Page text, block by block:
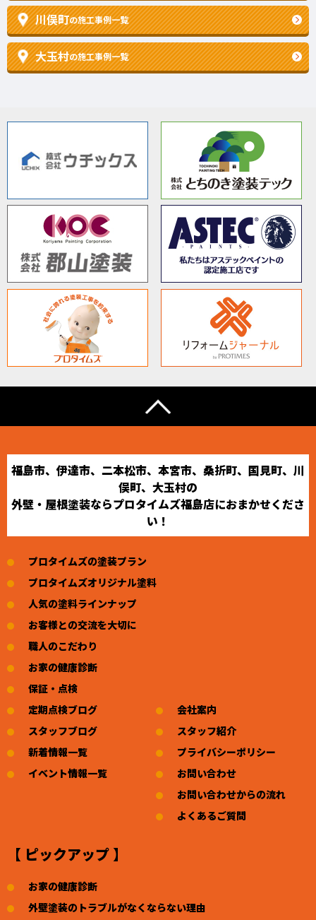
川俣町の施工事例一覧
大玉村の施工事例一覧
福島市、伊達市、二本松市、本宮市、桑折町、国見町、川
俣町、大玉村の
外壁・屋根塗装ならプロタイムズ福島店におまかせくださ
い！
プロタイムズの塗装プラン
プロタイムズオリジナル塗料
人気の塗料ラインナップ
お客様との交流を大切に
職人のこだわり
お家の健康診断
保証・点検
定期点検ブログ
スタッフブログ
新着情報一覧
イベント情報一覧
会社案内
スタッフ紹介
プライバシーポリシー
お問い合わせ
お問い合わせからの流れ
よくあるご質問
【 ピックアップ 】
お家の健康診断
外壁塗装のトラブルがなくならない理由